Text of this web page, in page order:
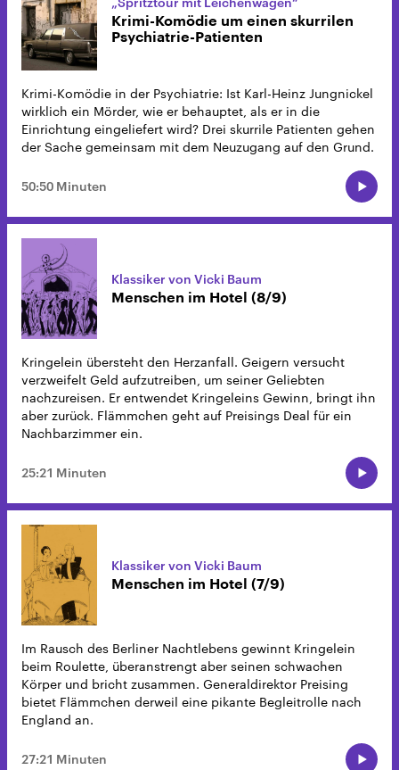
Krimi-Komödie um einen skurrilen
Psychiatrie-Patienten
Krimi-Komödie in der Psychiatrie: Ist Karl-Heinz Jungnickel
wirklich ein Mörder, wie er behauptet, als er in die
Einrichtung eingeliefert wird? Drei skurrile Patienten gehen
der Sache gemeinsam mit dem Neuzugang auf den Grund.
50:50 Minuten
Klassiker von Vicki Baum
Menschen im Hotel (8/9)
Kringelein übersteht den Herzanfall. Geigern versucht
verzweifelt Geld aufzutreiben, um seiner Geliebten
nachzureisen. Er entwendet Kringeleins Gewinn, bringt ihn
aber zurück. Flämmchen geht auf Preisings Deal für ein
Nachbarzimmer ein.
25:21 Minuten
Klassiker von Vicki Baum
Menschen im Hotel (7/9)
Im Rausch des Berliner Nachtlebens gewinnt Kringelein
beim Roulette, überanstrengt aber seinen schwachen
Körper und bricht zusammen. Generaldirektor Preising
bietet Flämmchen derweil eine pikante Begleitrolle nach
England an.
27:21 Minuten